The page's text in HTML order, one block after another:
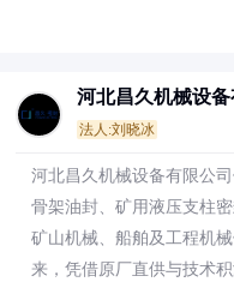
河北昌久机械设备
法人:刘晓冰
河北昌久机械设备有限公
骨架油封、矿用液压支柱
矿山机械、船舶及工程机
来，凭借原厂直供与技术